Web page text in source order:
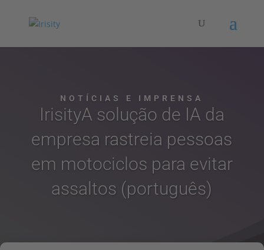
NOTÍCIAS E IMPRENSA
IrisityA solução de IA da
empresa rastreia pessoas
em motociclos para evitar
assaltos (português)